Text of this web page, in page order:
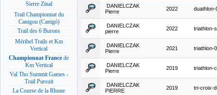
Sierre Zinal
Trail Championnat du
Canigou (Canigó)
Trail des 6 Burons
Méribel Trails et Km
Vertical
Championnat France de
Km Vertical
Val Tho Summit Games -
Trail Pursuit
La Course de la Rhune
DANIELCZAK
Pierre
2022 duathlon-
DANIELCZAK
pierre
2022 triathlon-
DANIELCZAK
Pierre
2021 triathlon-
DANIELCZAK
Pierre
2019 triathlon-
DANIELCZAK
PIERRE
2019 tri-croix-